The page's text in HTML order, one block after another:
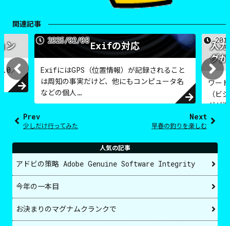
関連記事
ン
／
Exifの対応
2025/02/08
ExifにはGPS（位置情報）が記録されること
は周知の事実だけど、他にもコンピュータ名
などの個人…
入
グ
ワー
（ビ
グが
Prev
少しだけ行ってみた
Next
早春の釣りを楽しむ
人気の記事
アドビの策略 Adobe Genuine Software Integrity
今年の一本目
お決まりのマグナムクランクで